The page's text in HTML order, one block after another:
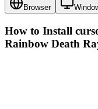
Browser
How to Install
Rainbow Death